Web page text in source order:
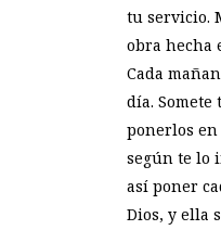
tu servicio.
obra hecha
Cada
día. Somete
ponerlos
según te lo
así poner
Dios, y ella